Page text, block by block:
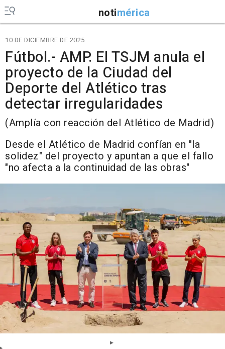
notimérica
10 DE DICIEMBRE DE 2025
Fútbol.- AMP. El TSJM anula el
proyecto de la Ciudad del
Deporte del Atlético tras
detectar irregularidades
(Amplía con reacción del Atlético de Madrid)
Desde el Atlético de Madrid confían en "la
solidez" del proyecto y apuntan a que el fallo
"no afecta a la continuidad de las obras"